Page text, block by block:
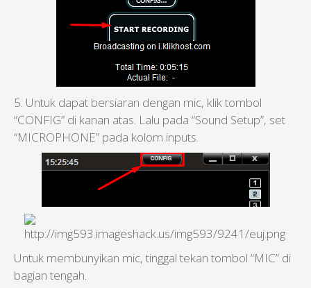
5. Untuk dapat bersiaran dengan mic, klik tombol
“CONFIG” di kanan atas. Lalu pada “Sound Setup”, set
“MICROPHONE” pada kolom inputs.
Untuk membunyikan mic, tinggal tekan tombol “MIC” di
bagian tengah.